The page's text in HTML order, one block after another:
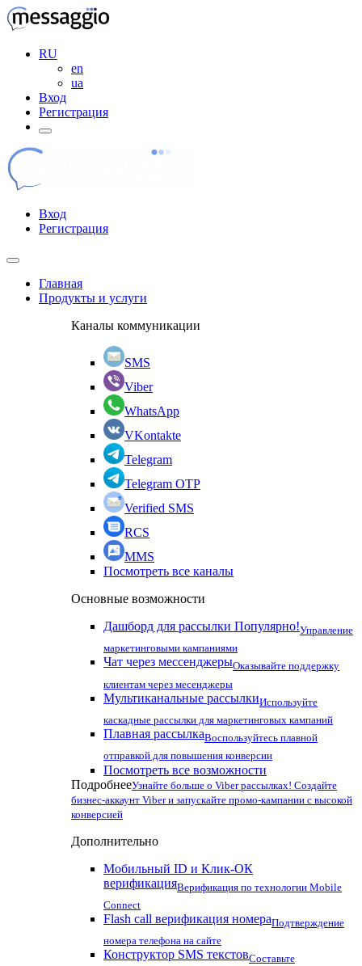
RU
en
ua
Вход
Регистрация
Вход
Регистрация
Главная
Продукты и услуги
Каналы коммуникации
SMS
Viber
WhatsApp
VKontakte
Telegram
Telegram OTP
Verified SMS
RCS
MMS
Посмотреть все каналы
Основные возможности
Дашборд для рассылки Популярно!Управление
маркетинговыми кампаниями
Чат через мессенджерыОказывайте поддержку
клиентам через месенджеры
Мультиканальные рассылкиИспользуйте
каскадные рассылки для маркетинговых кампаний
Плавная рассылкаВоспользуйтесь плавной
отправкой для повышения конверсии
Посмотреть все возможности
ПодробнееУзнайте больше о Viber рассылках! Создайте
бизнес-аккаунт Viber и запускайте промо-кампании с высокой
конверсией
Дополнительно
Мобильный ID и Клик-ОК
верификацияВерификация по технологии Mobile
Connect
Flash call верификация номераПодтверждение
номера телефона на сайте
Конструктор SMS текстовСоставьте